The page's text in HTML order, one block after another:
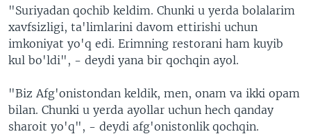
"Suriyadan qochib keldim. Chunki u yerda bolalarim
xavfsizligi, ta'limlarini davom ettirishi uchun
imkoniyat yo'q edi. Erimning restorani ham kuyib
kul bo'ldi", - deydi yana bir qochqin ayol.
"Biz Afg'onistondan keldik, men, onam va ikki opam
bilan. Chunki u yerda ayollar uchun hech qanday
sharoit yo'q", - deydi afg'onistonlik qochqin.